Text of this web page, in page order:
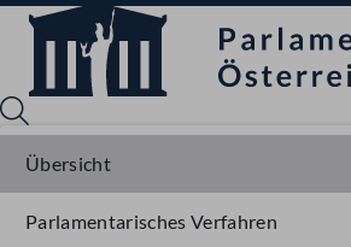
Übersicht
Parlamentarisches Verfahren